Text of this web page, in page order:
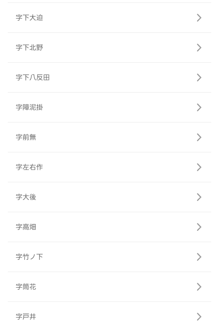
字下大迫
字下北野
字下八反田
字障泥掛
字前無
字左右作
字大後
字高畑
字竹ノ下
字筒花
字戸井